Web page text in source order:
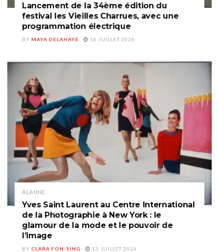
Lancement de la 34ème édition du
festival les Vieilles Charrues, avec une
programmation électrique
BY MAYA DELAHAYE 16 JUILLET 2026
A LA UNE
Yves Saint Laurent au Centre International
de la Photographie à New York : le
glamour de la mode et le pouvoir de
l’image
BY CLARA FON-SING 13 JUILLET 2026